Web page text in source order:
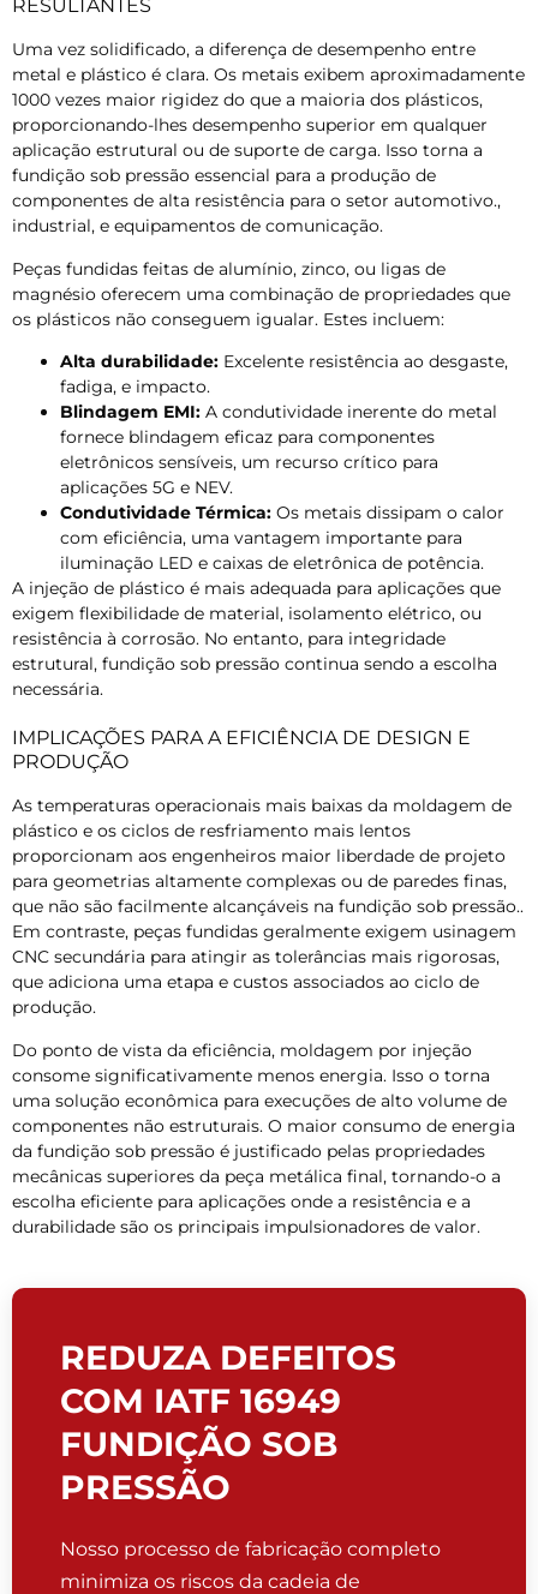
RESULTANTES
Uma vez solidificado, a diferença de desempenho entre
metal e plástico é clara. Os metais exibem aproximadamente
1000 vezes maior rigidez do que a maioria dos plásticos,
proporcionando-lhes desempenho superior em qualquer
aplicação estrutural ou de suporte de carga. Isso torna a
fundição sob pressão essencial para a produção de
componentes de alta resistência para o setor automotivo.,
industrial, e equipamentos de comunicação.
Peças fundidas feitas de alumínio, zinco, ou ligas de
magnésio oferecem uma combinação de propriedades que
os plásticos não conseguem igualar. Estes incluem:
Alta durabilidade: Excelente resistência ao desgaste,
fadiga, e impacto.
Blindagem EMI: A condutividade inerente do metal
fornece blindagem eficaz para componentes
eletrônicos sensíveis, um recurso crítico para
aplicações 5G e NEV.
Condutividade Térmica: Os metais dissipam o calor
com eficiência, uma vantagem importante para
iluminação LED e caixas de eletrônica de potência.
A injeção de plástico é mais adequada para aplicações que
exigem flexibilidade de material, isolamento elétrico, ou
resistência à corrosão. No entanto, para integridade
estrutural, fundição sob pressão continua sendo a escolha
necessária.
IMPLICAÇÕES PARA A EFICIÊNCIA DE DESIGN E
PRODUÇÃO
As temperaturas operacionais mais baixas da moldagem de
plástico e os ciclos de resfriamento mais lentos
proporcionam aos engenheiros maior liberdade de projeto
para geometrias altamente complexas ou de paredes finas,
que não são facilmente alcançáveis ​​na fundição sob pressão..
Em contraste, peças fundidas geralmente exigem usinagem
CNC secundária para atingir as tolerâncias mais rigorosas,
que adiciona uma etapa e custos associados ao ciclo de
produção.
Do ponto de vista da eficiência, moldagem por injeção
consome significativamente menos energia. Isso o torna
uma solução econômica para execuções de alto volume de
componentes não estruturais. O maior consumo de energia
da fundição sob pressão é justificado pelas propriedades
mecânicas superiores da peça metálica final, tornando-o a
escolha eficiente para aplicações onde a resistência e a
durabilidade são os principais impulsionadores de valor.
REDUZA DEFEITOS
COM IATF 16949
FUNDIÇÃO SOB
PRESSÃO
Nosso processo de fabricação completo
minimiza os riscos da cadeia de